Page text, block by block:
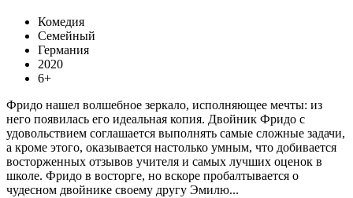
Комедия
Семейный
Германия
2020
6+
Фридо нашел волшебное зеркало, исполняющее мечты: из
него появилась его идеальная копия. Двойник Фридо с
удовольствием соглашается выполнять самые сложные задачи,
а кроме этого, оказывается настолько умным, что добивается
восторженных отзывов учителя и самых лучших оценок в
школе. Фридо в восторге, но вскоре пробалтывается о
чудесном двойнике своему другу Эмилю...